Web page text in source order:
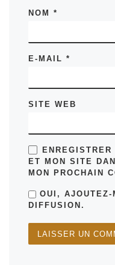
NOM*
E-MAIL*
SITE WEB
ET MON SITE
MON PROCHAIN
OUI,
DIFFUSION.